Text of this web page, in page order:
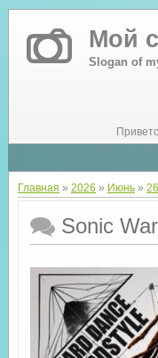
Мой
Slogan of
Главная » 2026 » Июнь » 26
Sonic